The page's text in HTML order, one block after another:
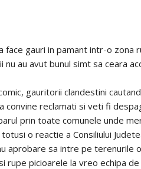
face gauri in pamant intr-o zona
au avut bunul simt sa ceara
gauritorii clandestini
convine reclamati si veti fi
prin toate comunele unde
o reactie a Consiliului
aprobare sa intre pe terenurile
rupe picioarele la vreo echipa